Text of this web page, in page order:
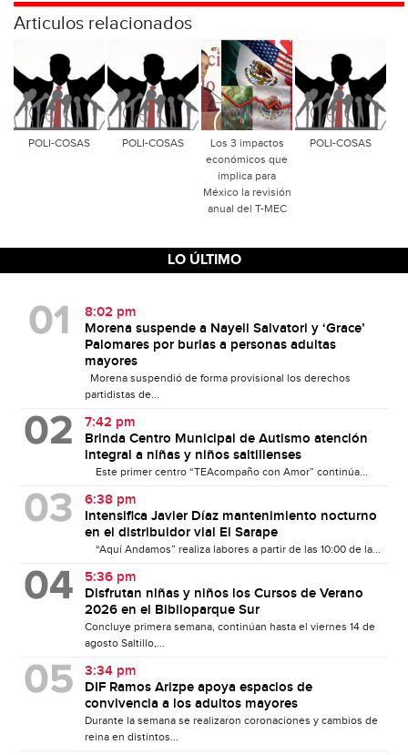
Articulos relacionados
POLI-COSAS POLI-COSAS
Los 3 impactos
económicos que
implica para
México la revisión
anual del T-MEC
POLI-COSAS
LO ÚLTIMO
8:02 pm
Morena suspende a Nayeli Salvatori y ‘Grace’
Palomares por burlas a personas adultas
mayores
Morena suspendió de forma provisional los derechos
partidistas de...
7:42 pm
Brinda Centro Municipal de Autismo atención
integral a niñas y niños saltillenses
Este primer centro “TEAcompaño con Amor” continúa...
6:38 pm
Intensifica Javier Díaz mantenimiento nocturno
en el distribuidor vial El Sarape
“Aquí Andamos” realiza labores a partir de las 10:00 de la...
5:36 pm
Disfrutan niñas y niños los Cursos de Verano
2026 en el Biblioparque Sur
Concluye primera semana, continúan hasta el viernes 14 de
agosto Saltillo,...
3:34 pm
DIF Ramos Arizpe apoya espacios de
convivencia a los adultos mayores
Durante la semana se realizaron coronaciones y cambios de
reina en distintos...